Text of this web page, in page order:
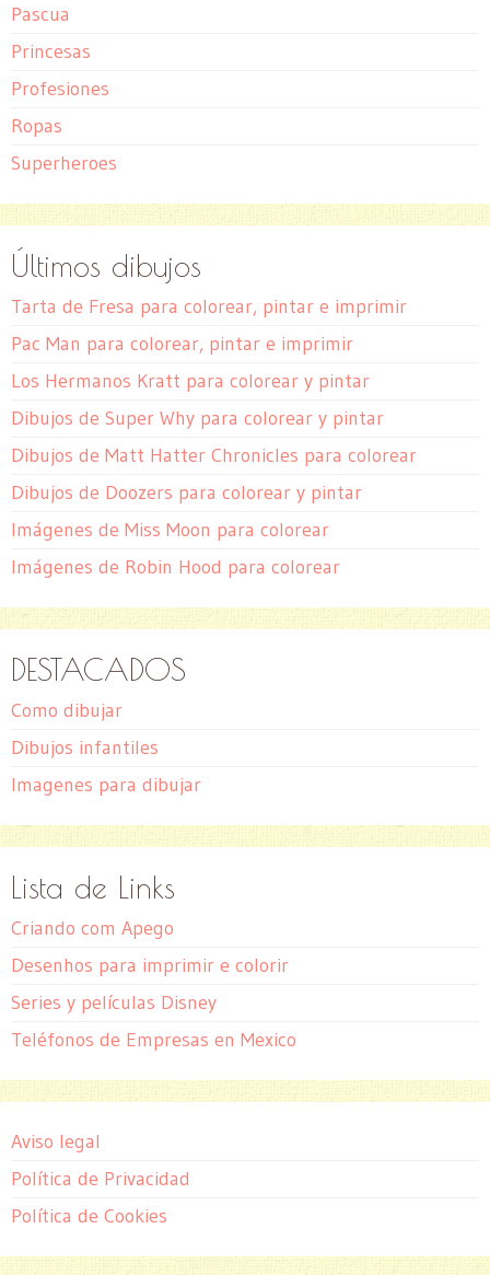
Pascua
Princesas
Profesiones
Ropas
Superheroes
Últimos dibujos
Tarta de Fresa para colorear, pintar e imprimir
Pac Man para colorear, pintar e imprimir
Los Hermanos Kratt para colorear y pintar
Dibujos de Super Why para colorear y pintar
Dibujos de Matt Hatter Chronicles para colorear
Dibujos de Doozers para colorear y pintar
Imágenes de Miss Moon para colorear
Imágenes de Robin Hood para colorear
DESTACADOS
Como dibujar
Dibujos infantiles
Imagenes para dibujar
Lista de Links
Criando com Apego
Desenhos para imprimir e colorir
Series y películas Disney
Teléfonos de Empresas en Mexico
Aviso legal
Política de Privacidad
Política de Cookies